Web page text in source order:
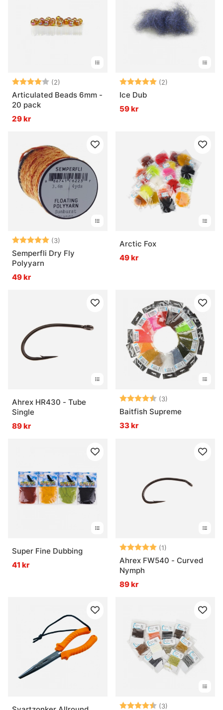
Betyg: (2)
4.0 utav 5 stjärnor
Articulated Beads 6mm -
20 pack
29 kr
Betyg: (2)
Ice Dub
59 kr
Betyg: (3)
5.0 utav 5 stjärnor
Semperfli Dry Fly
Polyyarn
49 kr
Arctic Fox
49 kr
Ahrex HR430 - Tube
Single
89 kr
Betyg: (3)
Baitfish Supreme
33 kr
Super Fine Dubbing
41 kr
Betyg: (1)
Ahrex FW540 - Curved
Nymph
89 kr
Betyg: (3)